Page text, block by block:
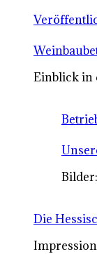
Einblick in
Die